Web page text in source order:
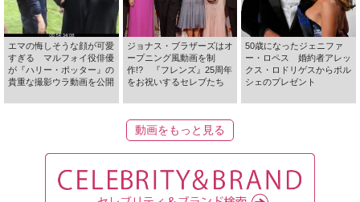
エマの悔しそうな顔が可愛
すぎる マルフォイ役俳優
が『ハリー・ポッター』の
貴重な撮影ウラ動画を公開
ジョナス・ブラザーズはオ
ープニング風動画を制
作!? 『フレンズ』25周年
をお祝いするセレブたち
50歳になったジェニファ
ー・ロペス 婚約者アレッ
クス・ロドリゲスからポル
シェのプレゼント
動画をもっと見る